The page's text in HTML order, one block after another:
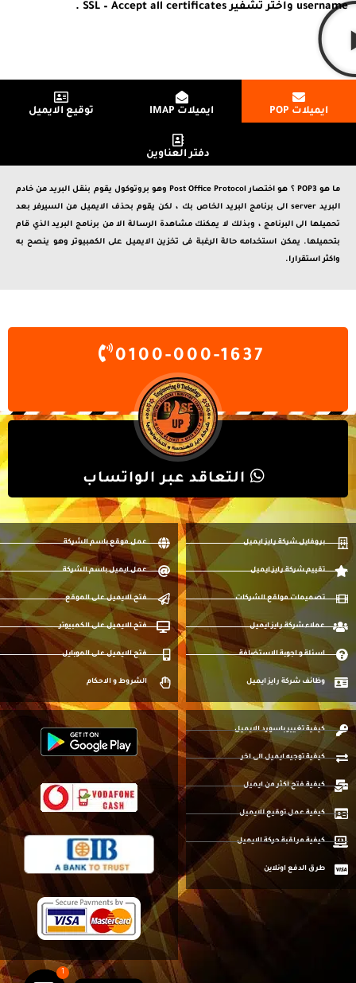
username واختر تشفير SSL – Accept all certificates .
ايميلات POP ايميلات IMAP توقيع الايميل
دفتر العناوين
ما هو POP3 ؟ هو اختصار Post Office Protocol وهو بروتوكول يقوم بنقل البريد من خادم
البريد server الى برنامج البريد الخاص بك ، لكن يقوم بحذف الايميل من السيرفر بعد
تحميلها الى البرنامج ، وبذلك لا يمكنك مشاهدة الرسالة الا من برنامج البريد الذي قام
بتحميلها. يمكن استخدامه حالة الرغبة فى تخزين الايميل على الكمبيوتر وهو ينصح به
واكثر استقرارا.
0100-000-1637
التعاقد عبر الواتساب
بروفايل شركة رايز ايميل
تقييم شركة رايز ايميل
تصميمات مواقع الشركات
عملاء شركة رايز ايميل
اسئلة و اجوبة الاستضافة
وظائف شركة رايز ايميل
عمل موقع باسم الشركة
عمل ايميل باسم الشركة
فتح الايميل على الموقع
فتح الايميل على الكمبيوتر
فتح الايميل على الموبايل
الشروط و الاحكام
كيفية تغيير باسورد الايميل
كيفية توجيه ايميل الى اخر
كيفية فتح اكثر من ايميل
كيفية عمل توقيع للايميل
كيفية مراقبة حركة الايميل
طرق الدفع اونلاين
1